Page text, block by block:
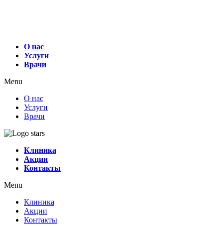
О нас
Услуги
Врачи
Menu
О нас
Услуги
Врачи
Клиника
Акции
Контакты
Menu
Клиника
Акции
Контакты